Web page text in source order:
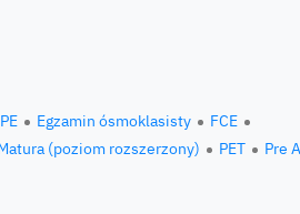
Egzamin ósmoklasisty
FCE
(poziom rozszerzony) PET
Pre